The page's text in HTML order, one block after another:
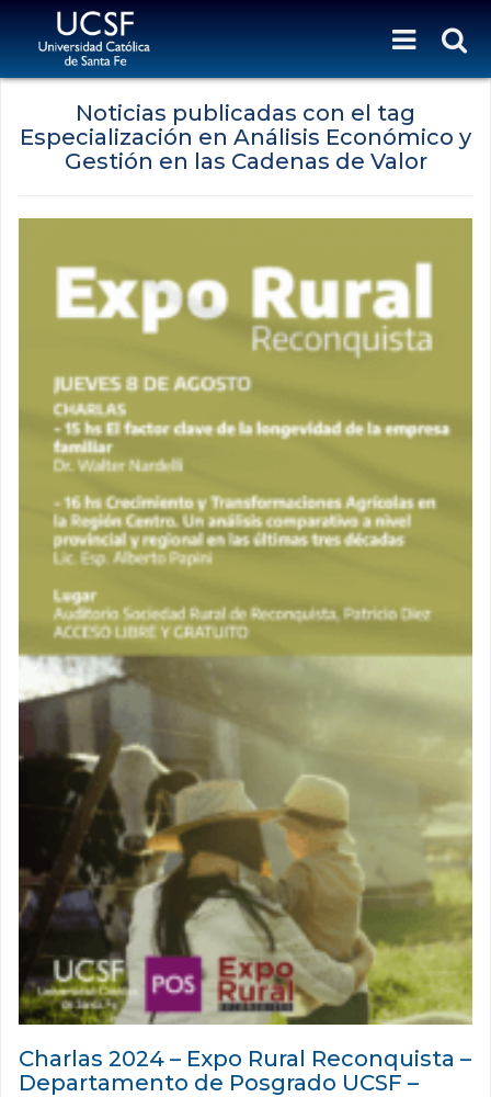
Noticias publicadas con el tag
Especialización en Análisis Económico y
Gestión en las Cadenas de Valor
Charlas 2024 – Expo Rural Reconquista –
Departamento de Posgrado UCSF –